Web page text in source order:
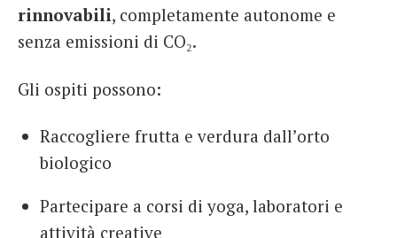
rinnovabili, completamente autonome e
senza emissioni di CO₂.
Gli ospiti possono:
Raccogliere frutta e verdura dall’orto
biologico
Partecipare a corsi di yoga, laboratori e
attività creative